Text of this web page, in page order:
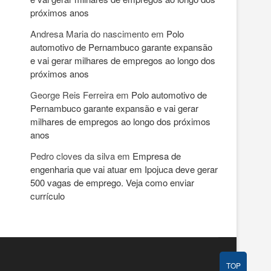
próximos anos
Andresa Maria do nascimentoem Polo
automotivo de Pernambuco garante expansão
e vai gerar milhares de empregos ao longo dos
próximos anos
George Reis Ferreiraem Polo automotivo de
Pernambuco garante expansão e vai gerar
milhares de empregos ao longo dos próximos
anos
Pedro cloves da silvaem Empresa de
engenharia que vai atuar em Ipojuca deve gerar
500 vagas de emprego. Veja como enviar
currículo
TOP